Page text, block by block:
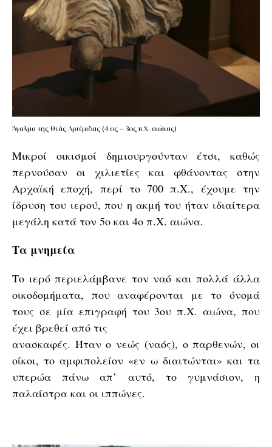
Άγαλμα της θεάς Αρτέμιδας (4 ος – 3ος π.Χ. αιώνας)
Μικροί οικισμοί δημιουργούνταν έτσι, καθώς
περνούσαν οι χιλιετίες και φθάνοντας στην
Αρχαϊκή εποχή, περί το 700 π.Χ., έχουμε την
ίδρυση του ιερού, που η ακμή του ήταν ιδιαίτερα
μεγάλη κατά τον 5ο και 4ο π.Χ. αιώνα.
Τα μνημεία
Το ιερό περιελάμβανε τον ναό και πολλά άλλα
οικοδομήματα, που αναφέρονται με το όνομά
τους σε μία επιγραφή του 3ου π.Χ. αιώνα, που
έχει βρεθεί από τις
ανασκαφές. Ήταν ο νεώς (ναός), ο παρθενών, οι
οίκοι, το αμφιπολείον «εν ω διαιτώνται» και τα
υπερώα πάνω απ’ αυτό, το γυμνάσιον, η
παλαίστρα και οι ιππώνες.